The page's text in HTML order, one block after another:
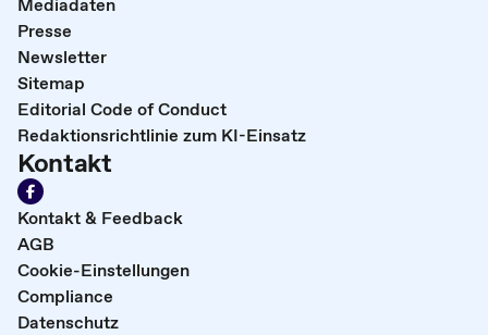
Presse
Newsletter
Sitemap
Editorial Code of Conduct
Redaktionsrichtlinie zum KI-Einsatz
Kontakt
Kontakt & Feedback
AGB
Cookie-Einstellungen
Compliance
Datenschutz